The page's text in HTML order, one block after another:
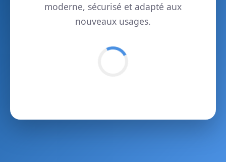
moderne, sécurisé et adapté aux
nouveaux usages.